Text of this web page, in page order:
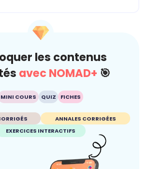
les contenus
avec NOMAD+ 🎯
MINI COURS QUIZ FICHES
ANNALES CORRIGÉES
EXERCICES INTERACTIFS